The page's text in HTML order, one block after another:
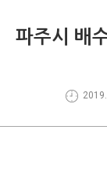
파주시 배